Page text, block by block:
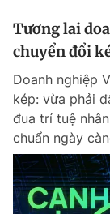
Tương lai
chuyển đổi
Doanh nghiệp
kép: vừa phải
đua trí tuệ
chuẩn ngày